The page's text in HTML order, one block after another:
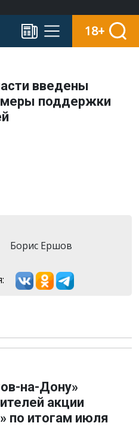
18+
введены
поддержки
Борис Ершов
на-Дону»
акции
по итогам июля